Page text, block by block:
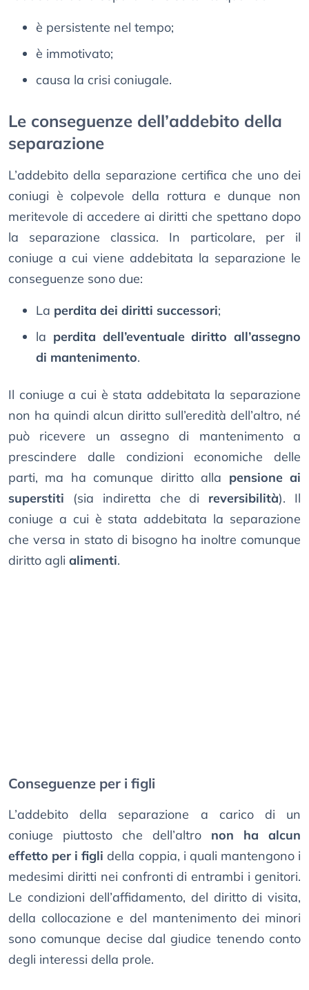
è persistente nel tempo;
è immotivato;
causa la crisi coniugale.
Le conseguenze dell’addebito della
separazione
L’addebito della separazione certifica che uno dei
coniugi è colpevole della rottura e dunque non
meritevole di accedere ai diritti che spettano dopo
la separazione classica. In particolare, per il
coniuge a cui viene addebitata la separazione le
conseguenze sono due:
La perdita dei diritti successori;
la perdita dell’eventuale diritto all’assegno
di mantenimento.
Il coniuge a cui è stata addebitata la separazione
non ha quindi alcun diritto sull’eredità dell’altro, né
può ricevere un assegno di mantenimento a
prescindere dalle condizioni economiche delle
parti, ma ha comunque diritto alla pensione ai
superstiti (sia indiretta che di reversibilità). Il
coniuge a cui è stata addebitata la separazione
che versa in stato di bisogno ha inoltre comunque
diritto agli alimenti.
Conseguenze per i figli
L’addebito della separazione a carico di un
coniuge piuttosto che dell’altro non ha alcun
effetto per i figli della coppia, i quali mantengono i
medesimi diritti nei confronti di entrambi i genitori.
Le condizioni dell’affidamento, del diritto di visita,
della collocazione e del mantenimento dei minori
sono comunque decise dal giudice tenendo conto
degli interessi della prole.